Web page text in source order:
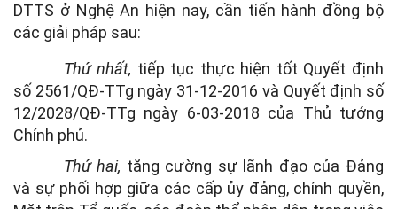
DTTS ở Nghệ An hiện nay, cần tiến hành đồng bộ
các giải pháp sau:
Thứ nhất, tiếp tục thực hiện tốt Quyết định
số 2561/QĐ-TTg ngày 31-12-2016 và Quyết định số
12/2028/QĐ-TTg ngày 6-03-2018 của Thủ tướng
Chính phủ.
Thứ hai, tăng cường sự lãnh đạo của Đảng
và sự phối hợp giữa các cấp ủy đảng, chính quyền,